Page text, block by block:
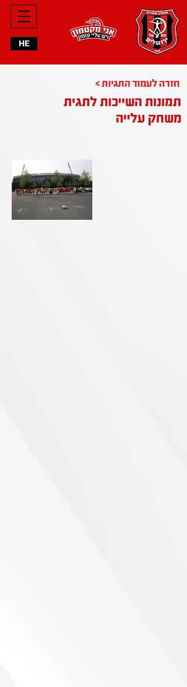
HE
< חזרה לעמוד התגיות
תמונות השייכות לתגית
משחק עלייה